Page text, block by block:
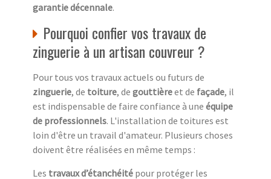
garantie décennale.
Pourquoi confier vos travaux de
zinguerie à un artisan couvreur ?
Pour tous vos travaux actuels ou futurs de
zinguerie, de toiture, de gouttièreet de façade, il
est indispensable de faire confiance à une équipe
de professionnels. L'installation de toitures est
loin d'être un travail d'amateur. Plusieurs choses
doivent être réalisées en même temps :
Les travaux d’étanchéité pour protéger les